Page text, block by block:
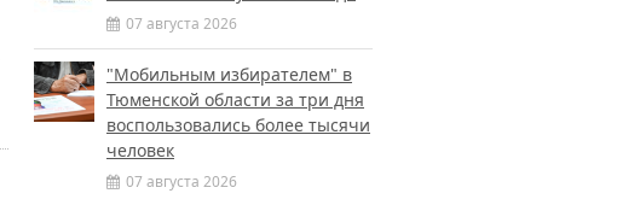
07 августа 2026
"Мобильным избирателем" в
Тюменской области за три дня
воспользовались более тысячи
человек
07 августа 2026